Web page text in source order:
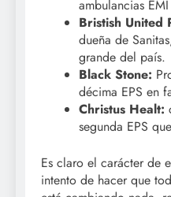
ambulancias
Bristish United
dueña de
grande del país.
Black Stone:
décima EPS en
Christus Healt:
segunda EPS
Es claro el carácter de
intento de hacer que